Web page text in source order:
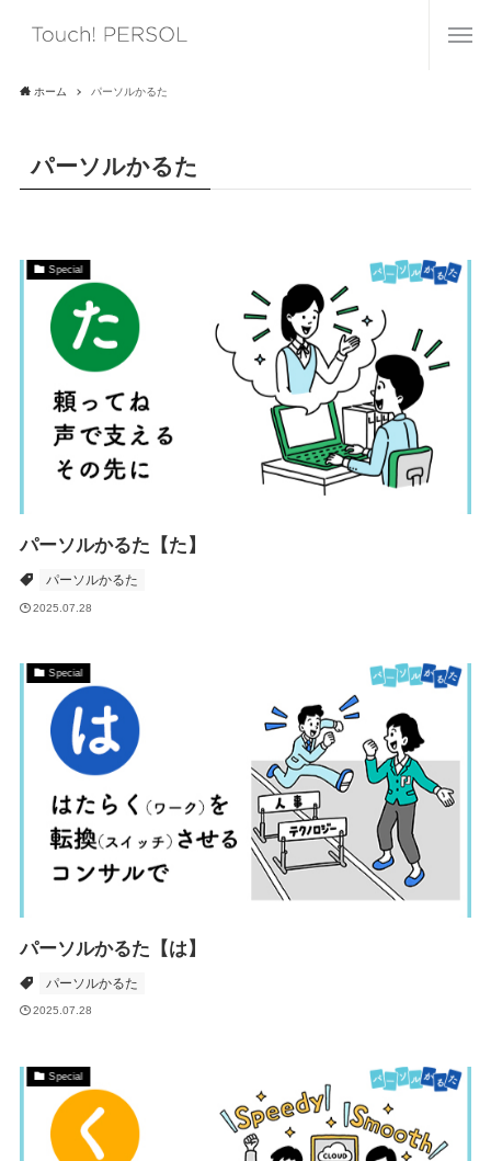
ホーム パーソルかるた
パーソルかるた
Special
パーソルかるた【た】
パーソルかるた
2025.07.28
Special
パーソルかるた【は】
パーソルかるた
2025.07.28
Special